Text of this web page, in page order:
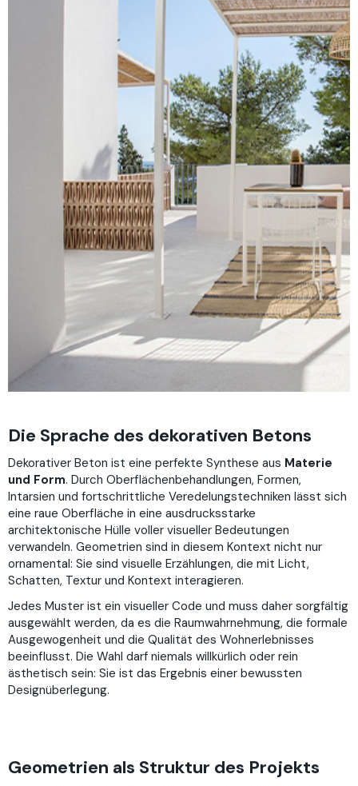
Die Sprache des dekorativen Betons
Dekorativer Beton ist eine perfekte Synthese aus Materie
und Form. Durch Oberflächenbehandlungen, Formen,
Intarsien und fortschrittliche Veredelungstechniken lässt sich
eine raue Oberfläche in eine ausdrucksstarke
architektonische Hülle voller visueller Bedeutungen
verwandeln. Geometrien sind in diesem Kontext nicht nur
ornamental: Sie sind visuelle Erzählungen, die mit Licht,
Schatten, Textur und Kontext interagieren.
Jedes Muster ist ein visueller Code und muss daher sorgfältig
ausgewählt werden, da es die Raumwahrnehmung, die formale
Ausgewogenheit und die Qualität des Wohnerlebnisses
beeinflusst. Die Wahl darf niemals willkürlich oder rein
ästhetisch sein: Sie ist das Ergebnis einer bewussten
Designüberlegung.
Geometrien als Struktur des Projekts